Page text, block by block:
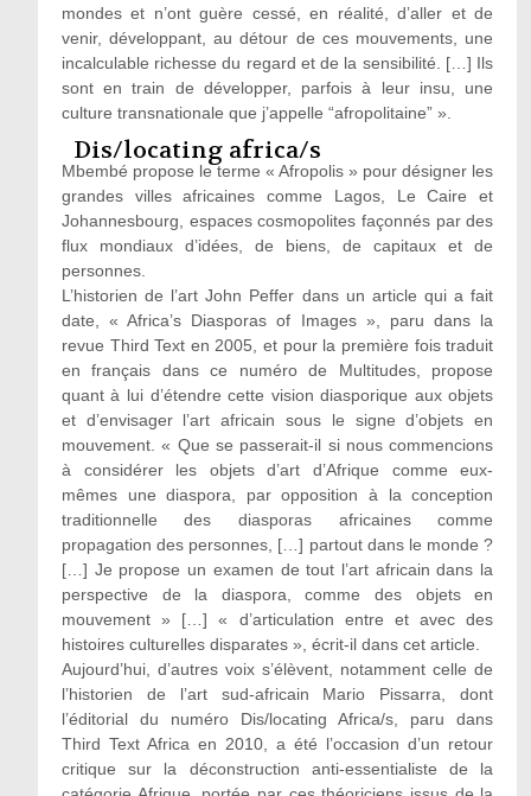
mondes et n’ont guère cessé, en réalité, d’aller et de
venir, développant, au détour de ces mouvements, une
incalculable richesse du regard et de la sensibilité. […] Ils
sont en train de développer, parfois à leur insu, une
culture transnationale que j’appelle “afropolitaine” ».
Dis/locating africa/s
Mbembé propose le terme « Afropolis » pour désigner les
grandes villes africaines comme Lagos, Le Caire et
Johannesbourg, espaces cosmopolites façonnés par des
flux mondiaux d’idées, de biens, de capitaux et de
personnes.
L’historien de l’art John Peffer dans un article qui a fait
date, « Africa’s Diasporas of Images », paru dans la
revue Third Text en 2005, et pour la première fois traduit
en français dans ce numéro de Multitudes, propose
quant à lui d’étendre cette vision diasporique aux objets
et d’envisager l’art africain sous le signe d’objets en
mouvement. « Que se passerait-il si nous commencions
à considérer les objets d’art d’Afrique comme eux-
mêmes une diaspora, par opposition à la conception
traditionnelle des diasporas africaines comme
propagation des personnes, […] partout dans le monde ?
[…] Je propose un examen de tout l’art africain dans la
perspective de la diaspora, comme des objets en
mouvement » […] « d’articulation entre et avec des
histoires culturelles disparates », écrit-il dans cet article.
Aujourd’hui, d’autres voix s’élèvent, notamment celle de
l’historien de l’art sud-africain Mario Pissarra, dont
l’éditorial du numéro Dis/locating Africa/s, paru dans
Third Text Africa en 2010, a été l’occasion d’un retour
critique sur la déconstruction anti-essentialiste de la